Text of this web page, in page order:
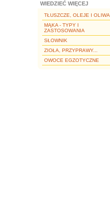
WIEDZIEĆ WIĘCEJ
TŁUSZCZE, OLEJE I OLIWA
MĄKA - TYPY I
ZASTOSOWANIA
SŁOWNIK
ZIOŁA, PRZYPRAWY...
OWOCE EGZOTYCZNE